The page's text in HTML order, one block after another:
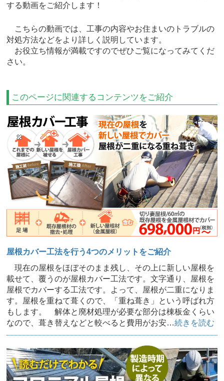
する動画をご紹介します！
こちらの動画では、工事の内容やお住まいのトラブルの
対処方法などをより詳しく説明しています。
お役立ち情報が満載ですのでぜひご覧になってみてくだ
さい。
このページに関連するコンテンツをご紹介
屋根カバー工法を行う4つのメリットをご紹介
現在の屋根をほぼそのまま残し、その上に新しい屋根を
載せて、覆うのが屋根カバー工法です。文字通り、屋根を
屋根でカバーする工法です。よって、屋根が二重になりま
す。屋根を重ねて葺くので、「重ね葺き」という呼ばれ方
もします。 解体と廃材処理が必要な部分は棟板金くらい
なので、葺き替えなどと較べると費用がお安…続きを読む